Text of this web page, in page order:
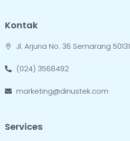
Kontak
Jl. Arjuna No. 36 Semarang 50131
(024) 3568492
marketing@dinustek.com
Services